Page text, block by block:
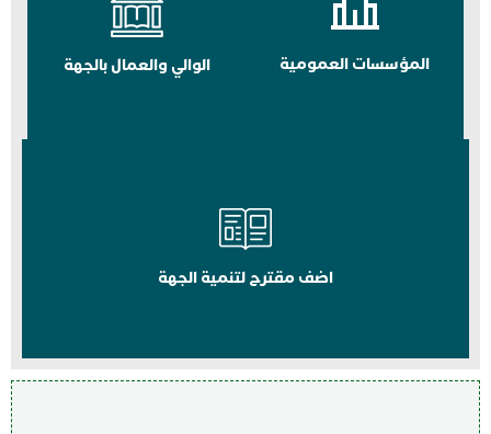
المؤسسات العمومية الوالي والعمال بالجهة
اضف مقترح لتنمية الجهة